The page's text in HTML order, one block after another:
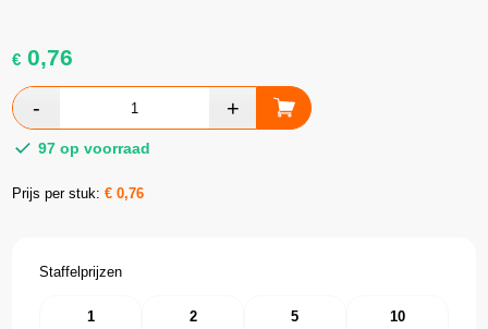
€ 0,76
97 op voorraad
Prijs per stuk:€0,76
Staffelprijzen
1 2 5 10